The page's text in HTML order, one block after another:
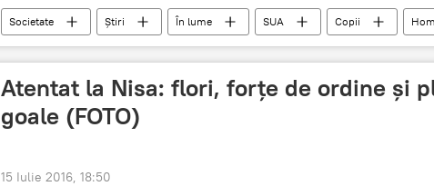
Societate Știri În lume SUA Copii
Educație
Atentat la Nisa: flori, forțe de ordine și
goale (FOTO)
15 Iulie 2016, 18:50